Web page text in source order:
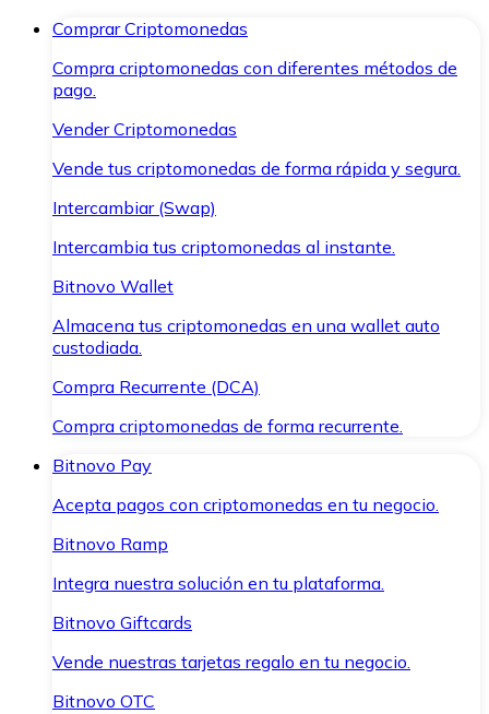
Comprar Criptomonedas
Compra criptomonedas con diferentes métodos de
pago.
Vender Criptomonedas
Vende tus criptomonedas de forma rápida y segura.
Intercambiar (Swap)
Intercambia tus criptomonedas al instante.
Bitnovo Wallet
Almacena tus criptomonedas en una wallet auto
custodiada.
Compra Recurrente (DCA)
Compra criptomonedas de forma recurrente.
Bitnovo Pay
Acepta pagos con criptomonedas en tu negocio.
Bitnovo Ramp
Integra nuestra solución en tu plataforma.
Bitnovo Giftcards
Vende nuestras tarjetas regalo en tu negocio.
Bitnovo OTC